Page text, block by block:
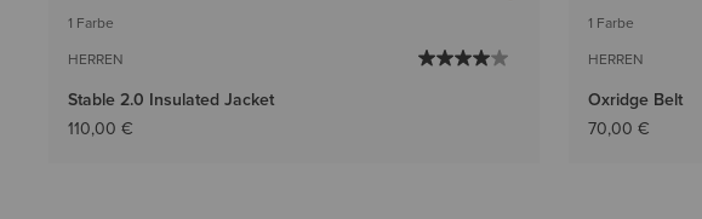
1 Farbe
HERREN
Stable 2.0 Insulated Jacket
110,00 €
1 Farbe
HERREN
Oxridge Belt
70,00 €